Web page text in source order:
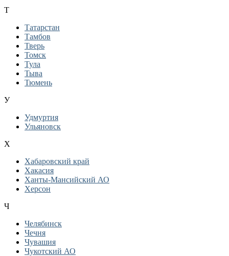
Т
Татарстан
Тамбов
Тверь
Томск
Тула
Тыва
Тюмень
У
Удмуртия
Ульяновск
Х
Хабаровский край
Хакасия
Ханты-Мансийский АО
Херсон
Ч
Челябинск
Чечня
Чувашия
Чукотский АО